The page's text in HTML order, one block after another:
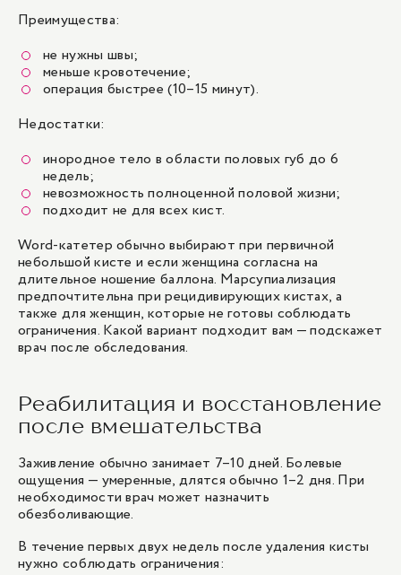
Преимущества:
не нужны швы;
меньше кровотечение;
операция быстрее (10–15 минут).
Недостатки:
инородное тело в области половых губ до 6
недель;
невозможность полноценной половой жизни;
подходит не для всех кист.
Word-катетер обычно выбирают при первичной
небольшой кисте и если женщина согласна на
длительное ношение баллона. Марсупиализация
предпочтительна при рецидивирующих кистах, а
также для женщин, которые не готовы соблюдать
ограничения. Какой вариант подходит вам — подскажет
врач после обследования.
Реабилитация и восстановление
после вмешательства
Заживление обычно занимает 7–10 дней. Болевые
ощущения — умеренные, длятся обычно 1–2 дня. При
необходимости врач может назначить
обезболивающие.
В течение первых двух недель после удаления кисты
нужно соблюдать ограничения: